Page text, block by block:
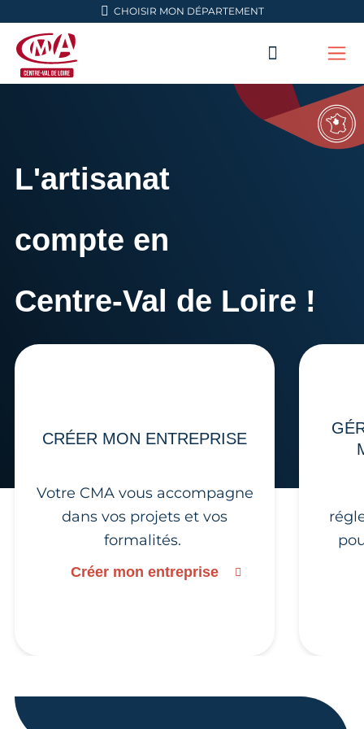
Aller en haut de pageCHOISIR MON DÉPARTEMENT
L'artisanat
compte en
Centre-Val de Loire !
CRÉER MON ENTREPRISE
Votre CMA vous accompagne
dans vos projets et vos
formalités.
Créer mon entreprise